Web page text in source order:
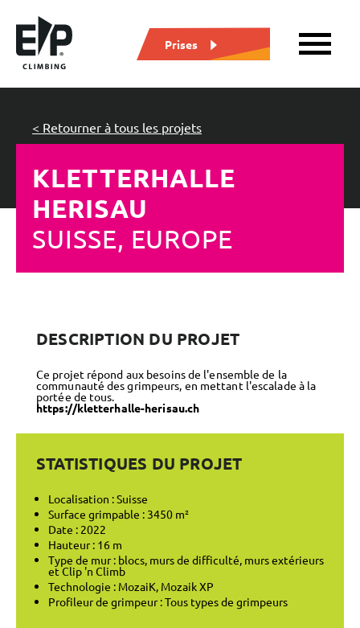
Prises
KLETTERHALLE
HERISAU
SUISSE, EUROPE
< Retourner à tous les projets
DESCRIPTION DU PROJET
Ce projet répond aux besoins de l'ensemble de la
communauté des grimpeurs, en mettant l'escalade à la
portée de tous.
https://kletterhalle-herisau.ch
STATISTIQUES DU PROJET
Localisation : Suisse
Surface grimpable : 3450 m²
Date : 2022
Hauteur : 16 m
Type de mur : blocs, murs de difficulté, murs extérieurs
et Clip 'n Climb
Technologie : MozaiK, Mozaik XP
Profileur de grimpeur : Tous types de grimpeurs